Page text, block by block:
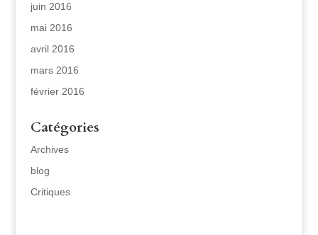
juin 2016
mai 2016
avril 2016
mars 2016
février 2016
Catégories
Archives
blog
Critiques